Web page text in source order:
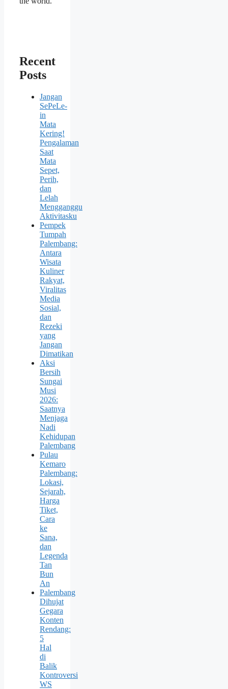
Recent
Posts
Jangan
SePeLe-
in
Mata
Kering!
Pengalaman
Saat
Mata
Sepet,
Perih,
dan
Lelah
Mengganggu
Aktivitasku
Pempek
Tumpah
Palembang:
Antara
Wisata
Kuliner
Rakyat,
Viralitas
Media
Sosial,
dan
Rezeki
yang
Jangan
Dimatikan
Aksi
Bersih
Sungai
Musi
2026:
Saatnya
Menjaga
Nadi
Kehidupan
Palembang
Pulau
Kemaro
Palembang:
Lokasi,
Sejarah,
Harga
Tiket,
Cara
ke
Sana,
dan
Legenda
Tan
Bun
An
Palembang
Dihujat
Gegara
Konten
Rendang:
5
Hal
di
Balik
Kontroversi
WS